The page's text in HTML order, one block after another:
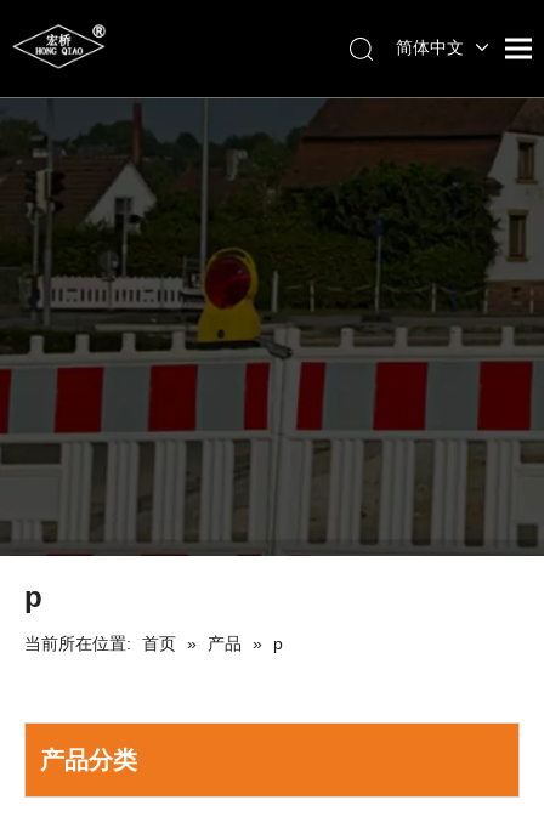
简体中文
p
当前所在位置: 首页 » 产品 » p
产品分类